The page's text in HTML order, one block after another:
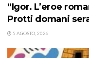
“Igor. L’eroe
Protti domani
5 AGOSTO, 2026